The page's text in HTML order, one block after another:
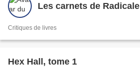
Les carnets de Radicale
Critiques de livres
Hex Hall, tome 1